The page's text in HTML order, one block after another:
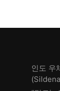
인도 우